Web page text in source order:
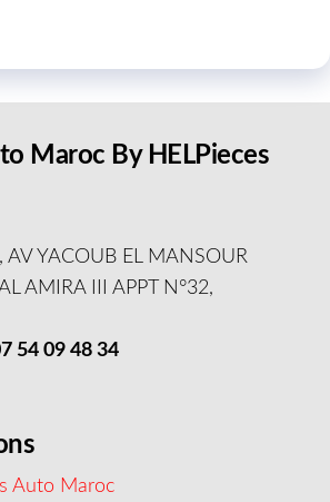
Maroc By HELPieces
AV YACOUB EL MANSOUR
AMIRA III APPT N°32,
54 09 48 34
Auto Maroc